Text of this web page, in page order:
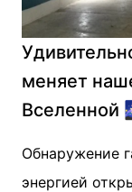
меняет
Вселенной
Обнаружение
энергией